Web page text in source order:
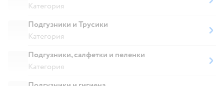
Категория
Подгузники и Трусики
Категория
Подгузники, салфетки и пеленки
Категория